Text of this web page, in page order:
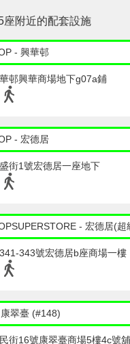
座附近的配套設施
- 興華邨
邨興華商場地下g07a鋪
- 宏德居
街1號宏德居一座地下
- 宏德居(超
343號宏德居b座商場一樓
翠臺 (#148)
街16號康翠臺商場5樓4c號舖